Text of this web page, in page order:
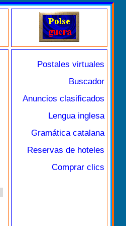
Postales virtuales
Buscador
Anuncios clasificados
Lengua inglesa
Gramática catalana
Reservas de hoteles
Comprar clics